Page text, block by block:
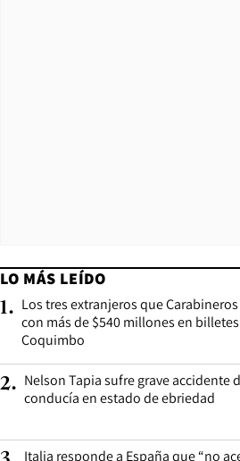
LO MÁS LEÍDO
1. Los tres extranjeros que
con más de $540 millones en
Coquimbo
2. Nelson Tapia sufre grave accidente
conducía en estado de ebriedad
Italia responde a España que “no